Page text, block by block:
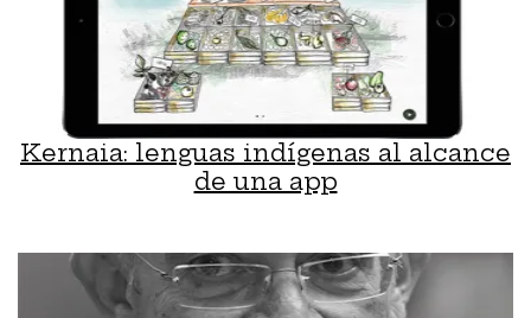
Kernaia: lenguas indígenas al alcance
de una app